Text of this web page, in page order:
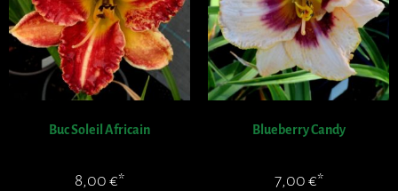
Buc Soleil Africain
8,00 €
Blueberry Candy
7,00 €